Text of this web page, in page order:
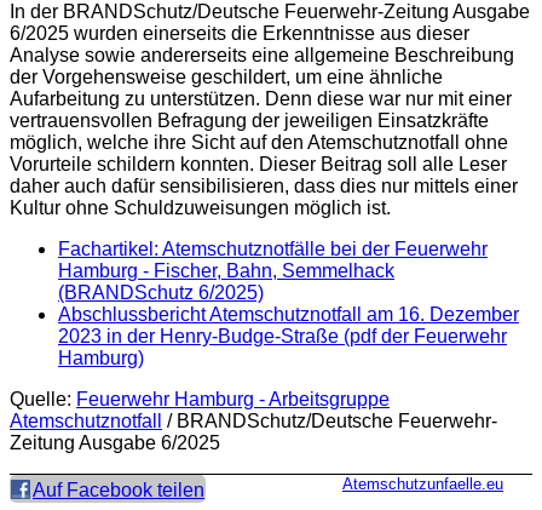
In der BRANDSchutz/Deutsche Feuerwehr-Zeitung Ausgabe
6/2025 wurden einerseits die Erkenntnisse aus dieser
Analyse sowie andererseits eine allgemeine Beschreibung
der Vorgehensweise geschildert, um eine ähnliche
Aufarbeitung zu unterstützen. Denn diese war nur mit einer
vertrauensvollen Befragung der jeweiligen Einsatzkräfte
möglich, welche ihre Sicht auf den Atemschutznotfall ohne
Vorurteile schildern konnten. Dieser Beitrag soll alle Leser
daher auch dafür sensibilisieren, dass dies nur mittels einer
Kultur ohne Schuldzuweisungen möglich ist.
Fachartikel: Atemschutznotfälle bei der Feuerwehr
Hamburg - Fischer, Bahn, Semmelhack
(BRANDSchutz 6/2025)
Abschlussbericht Atemschutznotfall am 16. Dezember
2023 in der Henry-Budge-Straße (pdf der Feuerwehr
Hamburg)
Quelle: Feuerwehr Hamburg - Arbeitsgruppe
Atemschutznotfall
/ BRANDSchutz/Deutsche Feuerwehr-
Zeitung Ausgabe 6/2025
Auf Facebook teilen Atemschutzunfaelle.eu